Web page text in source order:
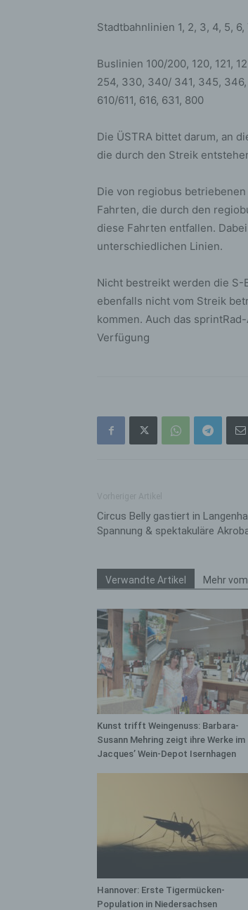
Stadtbahnlinien 1, 2, 3, 4, 5, 6,
Buslinien 100/200, 120, 121,
254, 330, 340/ 341, 345,
610/611, 616, 631, 800
Die ÜSTRA bittet darum, an
die durch den Streik
Die von regiobus
Fahrten, die durch den
diese Fahrten entfallen.
unterschiedlichen Linien.
Nicht bestreikt werden die S-
ebenfalls nicht vom Streik
kommen. Auch das
Verfügung
Circus Belly gastiert in
Spannung & spektakuläre
Verwandte Artikel Mehr vom
Kunst trifft Weingenuss: Barbara-
Susann Mehring zeigt ihre Werke im
Jacques’ Wein-Depot Isernhagen
Hannover: Erste Tigermücken-
Population in Niedersachsen